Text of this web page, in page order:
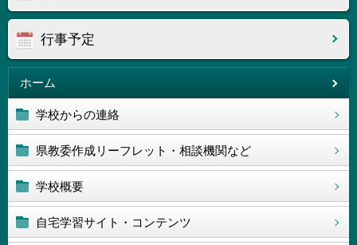
行事予定
ホーム
学校からの連絡
県教委作成リーフレット・相談機関など
学校概要
自宅学習サイト・コンテンツ